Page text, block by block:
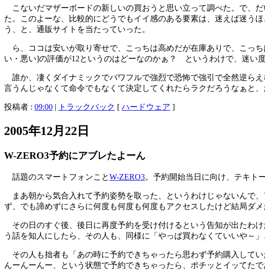
こないだマザーボードの新しいの買おうと思い立って調べた。で、
た。このよーな、比較的にどうでもイイ感のある要素は、迷えば迷う
う、と、通販サイトを当たっていった。
ら、ココは安いが取り寄せで、こっちは高めだが在庫ありで、こっ
い・悪い]の評価が12というのはどーなのかぁ？ というわけで、迷い
誰か、凄くダイナミックでパワフルで強烈で恐怖で強引で全然逆ら
言うんじゃなくて命令でもなくて決定してくれたらラクだろうなぁと、
投稿者 : 09:00 | トラックバック [ ハードウェア ]
2005年12月22日
W-ZERO3予約にアブレたよーん
話題のスマートフォンことW-ZERO3。予約開始当日に向け、テキト
まあ朝から気合入れて予約姿勢を取った、というわけじゃないんで
ず、でも諦めずにさらに何度も何度も何度もアクセスしたけど結局ダメ
その日のすぐ後、後日に再度予約を受け付けるという告知が出たわ
う話を知人にしたら、その人も、同様に「やっぱ買わなくていいや～
その人も拙者も「あの時に予約できちゃったら思わず予約購入して
んーんーんー、という状態で予約できちゃったら、ポチッとイッてたで